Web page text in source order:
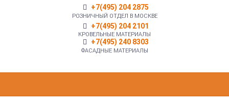
+7(495) 204 2875
РОЗНИЧНЫЙ ОТДЕЛ В МОСКВЕ
+7(495) 204 2101
КРОВЕЛЬНЫЕ МАТЕРИАЛЫ
+7(495) 240 8303
ФАСАДНЫЕ МАТЕРИАЛЫ